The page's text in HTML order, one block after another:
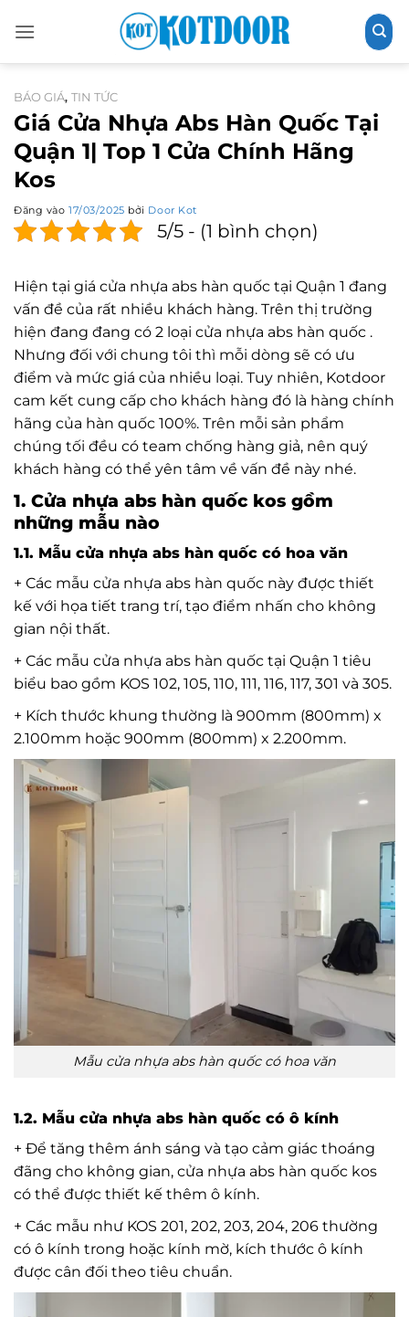
qua
BÁO GIÁ,TIN TỨC
Giá Cửa Nhựa Abs Hàn Quốc Tại
Quận 1| Top 1 Cửa Chính Hãng
Kos
Đăng vào17/03/2025 bởi Door Kot
5/5 - (1 bình chọn)
Hiện tại giá cửa nhựa abs hàn quốc tại Quận 1 đang
vấn đề của rất nhiều khách hàng. Trên thị trường
hiện đang đang có 2 loại cửa nhựa abs hàn quốc .
Nhưng đối với chung tôi thì mỗi dòng sẽ có ưu
điểm và mức giá của nhiều loại. Tuy nhiên, Kotdoor
cam kết cung cấp cho khách hàng đó là hàng chính
hãng của hàn quốc 100%. Trên mỗi sản phẩm
chúng tối đều có team chống hàng giả, nên quý
khách hàng có thể yên tâm về vấn đề này nhé.
1. Cửa nhựa abs hàn quốc kos gồm
những mẫu nào
1.1. Mẫu cửa nhựa abs hàn quốc có hoa văn
+ Các mẫu cửa nhựa abs hàn quốc này được thiết
kế với họa tiết trang trí, tạo điểm nhấn cho không
gian nội thất.
+ Các mẫu cửa nhựa abs hàn quốc tại Quận 1 tiêu
biểu bao gồm KOS 102, 105, 110, 111, 116, 117, 301 và 305.
+ Kích thước khung thường là 900mm (800mm) x
2.100mm hoặc 900mm (800mm) x 2.200mm.
Mẫu cửa nhựa abs hàn quốc có hoa văn
1.2. Mẫu cửa nhựa abs hàn quốc có ô kính
+ Để tăng thêm ánh sáng và tạo cảm giác thoáng
đãng cho không gian, cửa nhựa abs hàn quốc kos
có thể được thiết kế thêm ô kính.
+ Các mẫu như KOS 201, 202, 203, 204, 206 thường
có ô kính trong hoặc kính mờ, kích thước ô kính
được cân đối theo tiêu chuẩn.